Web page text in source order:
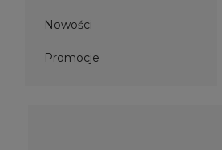
Nowości
Promocje